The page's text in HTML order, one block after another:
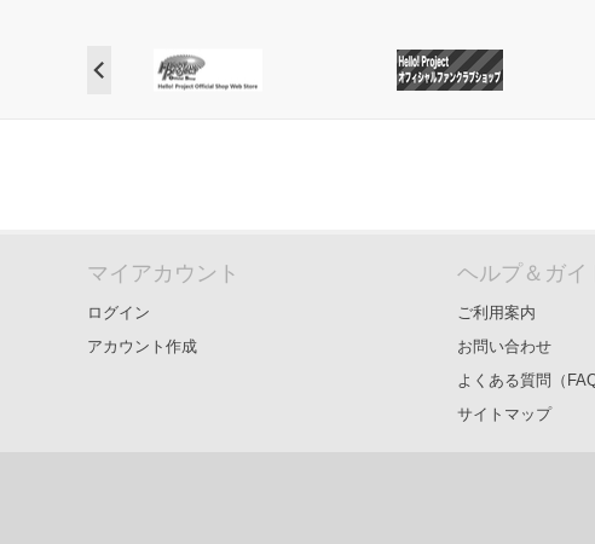
マイアカウント
ログイン
アカウント作成
ヘルプ＆ガイ
ご利用案内
お問い合わせ
よくある質問（FAQ
サイトマップ